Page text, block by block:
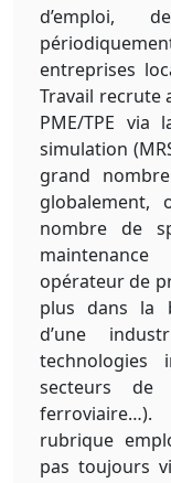
d’emploi,
entreprises
Travail recrute
PME/TPE
simulation
grand
nombre de
opérateur de
plus dans la
d’une
secteurs de
rubrique
pas toujours